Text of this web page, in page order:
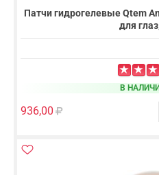
Патчи гидрогелевые Qtem
для
В
936,00